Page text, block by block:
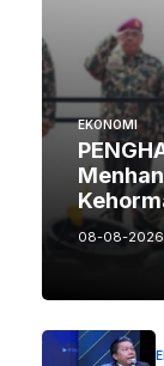
EKONOMI
08-08-2026